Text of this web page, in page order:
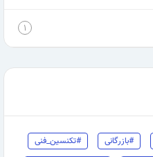
۱
#بازرگانی
#تکنسین_فنی